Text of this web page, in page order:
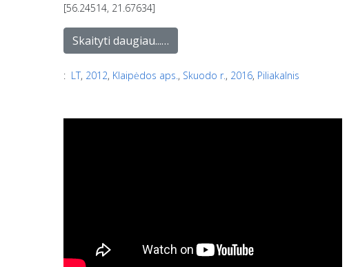
[56.24514, 21.67634]
Skaityti daugiau...…
: LT, 2012, Klaipėdos aps., Skuodo r., 2016, Piliakalnis